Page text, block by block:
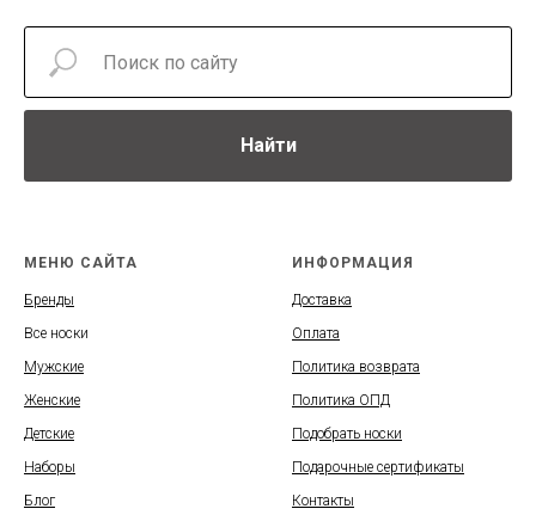
Найти
МЕНЮ САЙТА
Бренды
Все носки
Мужские
Женские
Детские
Наборы
Блог
ИНФОРМАЦИЯ
Доставка
Оплата
Политика возврата
Политика ОПД
Подобрать носки
Подарочные сертификаты
Контакты